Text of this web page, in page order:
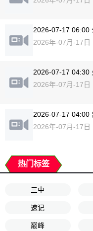
2026-07-17 06:00
2026年-07月-17日
2026-07-17 04:30
2026年-07月-17日
2026-07-17 04:00
2026年-07月-17日
热门标签
三中
速记
巅峰